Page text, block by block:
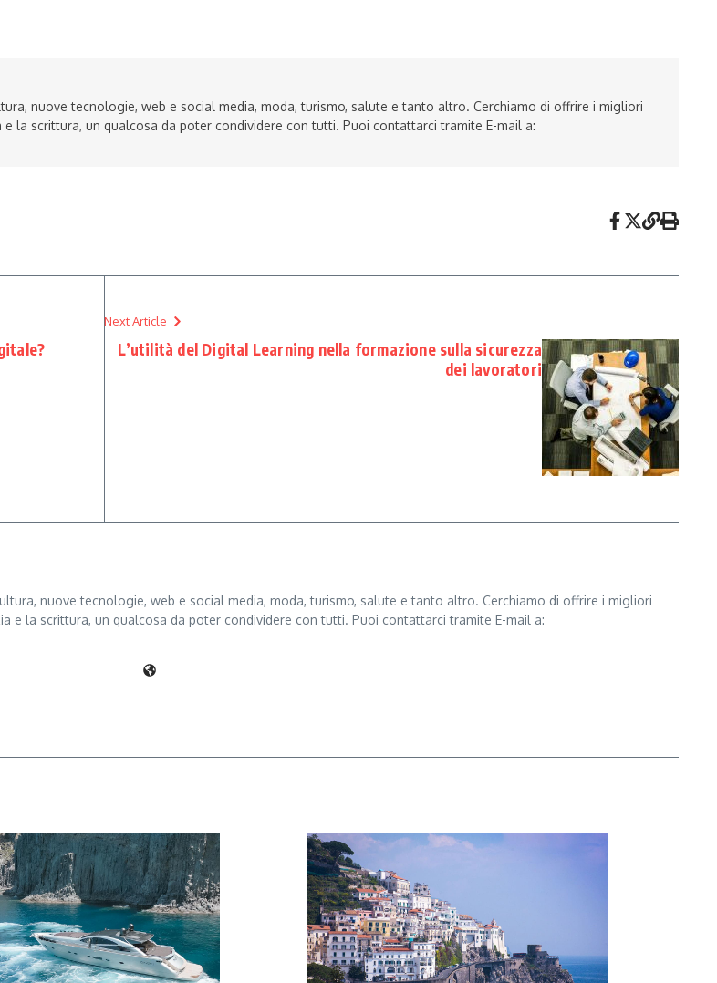
nuove tecnologie, web e social media, moda, turismo, salute e tanto altro. Cerchiamo di offrire i migliori
la scrittura, un qualcosa da poter condividere con tutti. Puoi contattarci tramite E-mail a:
Next Article
L’utilità del Digital Learning nella formazione sulla sicurezza
dei lavoratori
nuove tecnologie, web e social media, moda, turismo, salute e tanto altro. Cerchiamo di offrire i migliori
e la scrittura, un qualcosa da poter condividere con tutti. Puoi contattarci tramite E-mail a: